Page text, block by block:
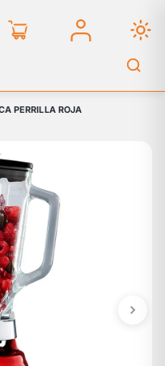
PERRILLA ROJA